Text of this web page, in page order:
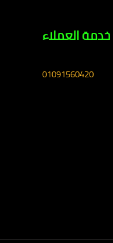
خدمة العملاء
01091560420